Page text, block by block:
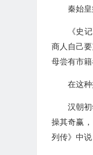
秦始
《史
商人自己
母尝有市籍
在这
汉朝
操其奇赢
列传》中说